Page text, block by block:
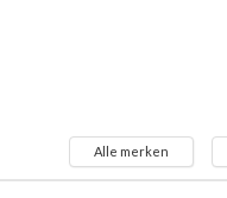
Alle merken